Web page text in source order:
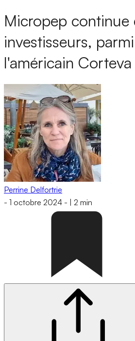
Micropep continue
investisseurs,
l'américain Corteva
Perrine Delfortrie
- 1 octobre 2024 - 2 min